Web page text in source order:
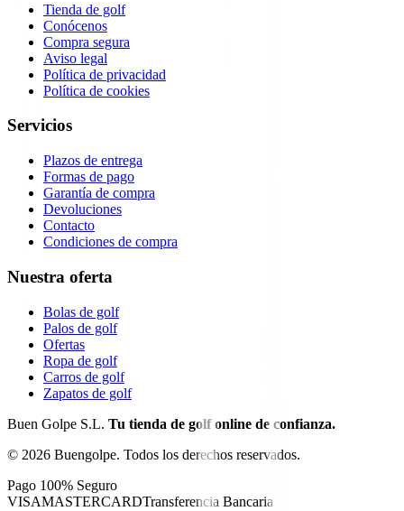
Tienda de golf
Conócenos
Compra segura
Aviso legal
Política de privacidad
Política de cookies
Servicios
Plazos de entrega
Formas de pago
Garantía de compra
Devoluciones
Contacto
Condiciones de compra
Nuestra oferta
Bolas de golf
Palos de golf
Ofertas
Ropa de golf
Carros de golf
Zapatos de golf
Buen Golpe S.L. Tu tienda de golf online de confianza.
© 2026 Buengolpe. Todos los derechos reservados.
Pago 100% Seguro
VISAMASTERCARDTransferencia Bancaria